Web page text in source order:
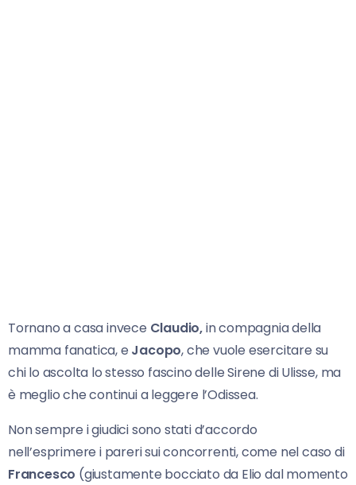
Tornano a casa invece Claudio,in compagnia della
mamma fanatica, e Jacopo, che vuole esercitare su
chi lo ascolta lo stesso fascino delle Sirene di Ulisse, ma
è meglio che continui a leggere l’Odissea.
Non sempre i giudici sono stati d’accordo
nell’esprimere i pareri sui concorrenti, come nel caso di
Francesco (giustamente bocciato da Elio dal momento